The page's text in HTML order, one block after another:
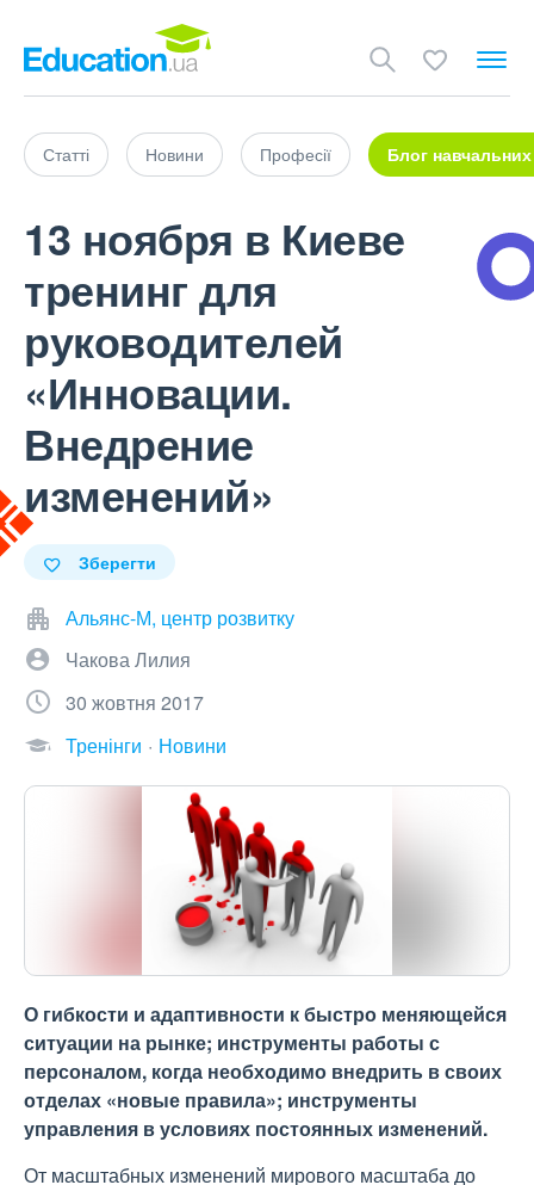
Статті Новини Професії Блог навчальних
13 ноября в Киеве
тренинг для
руководителей
«Инновации.
Внедрение
изменений»
Зберегти
Альянс-М, центр розвитку
Чакова Лилия
30 жовтня 2017
Тренінги
Новини
О гибкости и адаптивности к быстро меняющейся
ситуации на рынке; инструменты работы с
персоналом, когда необходимо внедрить в своих
отделах «новые правила»; инструменты
управления в условиях постоянных изменений.
От масштабных изменений мирового масштаба до